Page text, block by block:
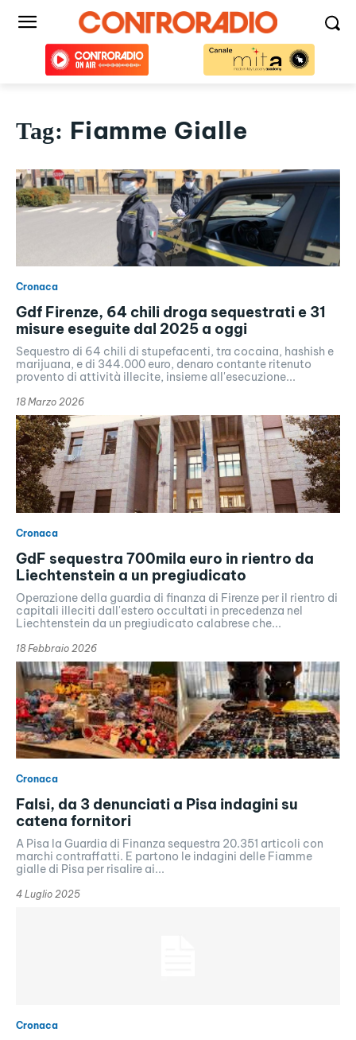
Tag: Fiamme Gialle
Cronaca
Gdf Firenze, 64 chili droga sequestrati e 31
misure eseguite dal 2025 a oggi
Sequestro di 64 chili di stupefacenti, tra cocaina, hashish e
marijuana, e di 344.000 euro, denaro contante ritenuto
provento di attività illecite, insieme all'esecuzione...
18 Marzo 2026
Cronaca
GdF sequestra 700mila euro in rientro da
Liechtenstein a un pregiudicato
Operazione della guardia di finanza di Firenze per il rientro di
capitali illeciti dall'estero occultati in precedenza nel
Liechtenstein da un pregiudicato calabrese che...
18 Febbraio 2026
Cronaca
Falsi, da 3 denunciati a Pisa indagini su
catena fornitori
A Pisa la Guardia di Finanza sequestra 20.351 articoli con
marchi contraffatti. E partono le indagini delle Fiamme
gialle di Pisa per risalire ai...
4 Luglio 2025
Cronaca